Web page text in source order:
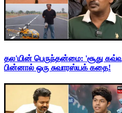
தல'யின் பெருந்தன்மை: 'சூது
பின்னால் ஒரு சுவாரஸ்யக் கதை!